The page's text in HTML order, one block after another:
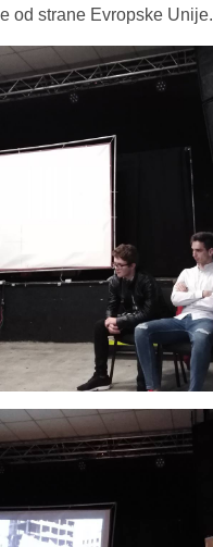
od strane Evropske Unije.